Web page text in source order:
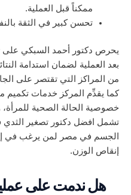
ممكناً قبل العملية.
تحسن كبير في الثقة
يحرص دكتور أحمد السبكي على
بعد العملية لضمان استدامة
من المراكز التي تقتصر على
كما يقدِّم المركز خدمات تكميم
خصوصية الحالة الصحية
تشمل افضل دكتور تصغير
الجسم في مصر لمن يرغب في
إنقاص الوزن.
هل ندمت على